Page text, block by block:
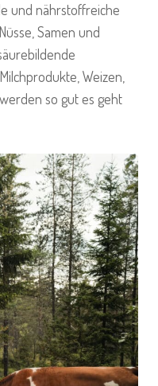
und nährstoffreiche
Samen und
Weizen,
so gut es geht